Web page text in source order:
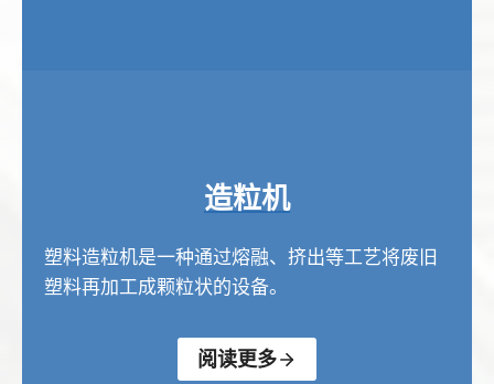
造粒机
塑料造粒机是一种通过熔融、挤出等工艺将废旧
塑料再加工成颗粒状的设备。
阅读更多